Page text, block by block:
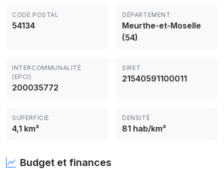
CODE POSTAL
54134
DÉPARTEMENT
Meurthe-et-Moselle
(54)
INTERCOMMUNALITÉ
(EPCI)
200035772
SIRET
21540591100011
SUPERFICIE
4,1 km²
DENSITÉ
81 hab/km²
Budget et finances